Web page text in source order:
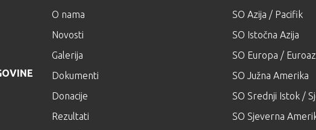
O nama
Novosti
Galerija
Dokumenti
Donacije
Rezultati
SO Azija / Pacifik
SO Istočna Azija
SO Europa /
SO Južna Amerika
SO Srednji Istok /
SO Sjeverna